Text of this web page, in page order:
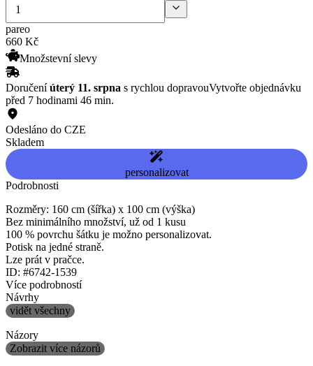
pareo
660 Kč
Množstevní slevy
Doručeníúterý 11. srpna s rychlou dopravouVytvořte objednávku
před 7 hodinami 46 min.
Odesláno do CZE
Skladem
personalizovat
Podrobnosti
Rozměry: 160 cm (šířka) x 100 cm (výška)
Bez minimálního množství, už od 1 kusu
100 % povrchu šátku je možno personalizovat.
Potisk na jedné straně.
Lze prát v pračce.
ID: #6742-1539
Více podrobností
Návrhy
vidět všechny
Názory
Zobrazit více názorů